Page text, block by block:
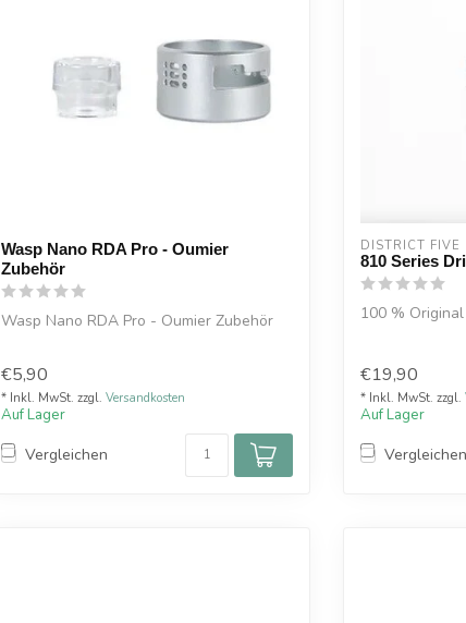
Wasp Nano RDA Pro - Oumier
Zubehör
Wasp Nano RDA Pro - Oumier Zubehör
€5,90
* Inkl. MwSt. zzgl. Versandkosten
Auf Lager
Vergleichen
DISTRICT FIVE
810 Series
100 %
€19,90
* Inkl. MwSt. zzgl.
Auf Lager
Vergleichen